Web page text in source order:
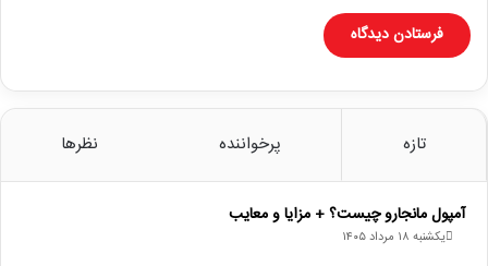
تازه پرخواننده نظرها
آمپول مانجارو چیست؟ + مزایا و معایب
یکشنبه ۱۸ مرداد ۱۴۰۵